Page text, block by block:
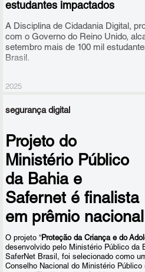
estudantes impactados
A Disciplina de Cidadania Digital,
com o Governo do Reino Unido,
setembro mais de 100 mil
Brasil.
Mais exatamente, 101.849
de 817 escolas de todo o país, a
municípios de todas as 27
com o conteúdo do projeto desde o
em 2023.
2025
segurança digital
Projeto do
Ministério Público
da Bahia e
Safernet é finalista
em prêmio nacional
O projeto “Proteção da Criança e do
desenvolvido pelo Ministério Público da
SaferNet Brasil, foi selecionado como
Conselho Nacional do Ministério